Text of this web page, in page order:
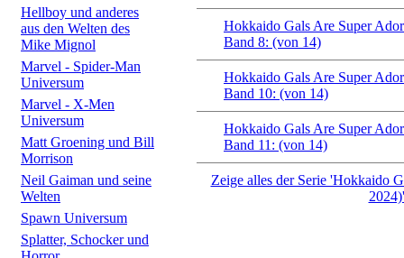
Hellboy und anderes
aus den Welten des
Mike Mignol
Marvel - Spider-Man
Universum
Marvel - X-Men
Universum
Matt Groening und Bill
Morrison
Neil Gaiman und seine
Welten
Spawn Universum
Splatter, Schocker und
Hokkaido Gals Are Super
Band 8: (von 14)
Hokkaido Gals Are Super
Band 10: (von 14)
Hokkaido Gals Are Super
Band 11: (von 14)
Zeige alles der Serie 'Hokkaido
2024)'